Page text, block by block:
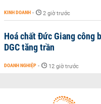
KINH DOANH - 2 giờ trước
Hoá chất Đức Giang công
DGC tăng trần
DOANH NGHIỆP - 12 giờ trước